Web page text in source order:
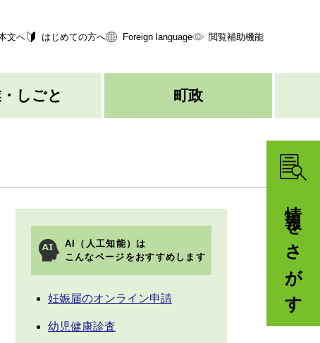
情報をさがす
文へ はじめての方へ Foreign language 閲覧補助機能
しごと 町政
AI（人工知能）は
こんなページをおすすめします
妊娠届のオンライン申請
幼児健康診査